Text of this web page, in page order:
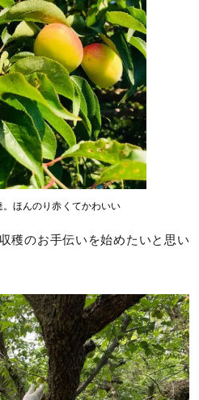
ほんのり赤くてかわいい
穫のお手伝いを始めたいと思い